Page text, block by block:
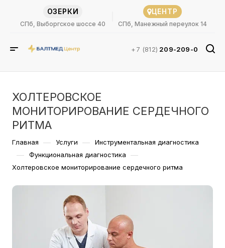
ОЗЕРКИ
СПб, Выборгское шоссе 40
ЦЕНТР
СПб, Манежный переулок 14
+7 (812) 209-209-0
ХОЛТЕРОВСКОЕ
МОНИТОРИРОВАНИЕ СЕРДЕЧНОГО
РИТМА
Главная — Услуги — Инструментальная диагностика
— Функциональная диагностика —
Холтеровское мониторирование сердечного ритма